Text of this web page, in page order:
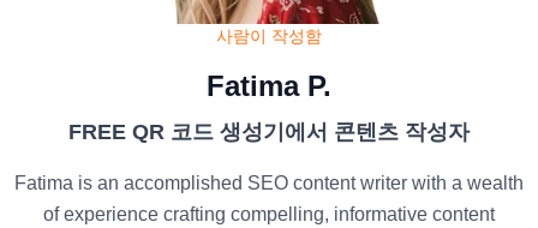
사람이 작성함
Fatima P.
FREE QR 코드 생성기에서 콘텐츠 작성자
Fatima is an accomplished SEO content writer with a wealth
of experience crafting compelling, informative content